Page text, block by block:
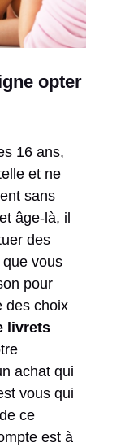
opter
16 ans,
et ne
sans
âge-là, il
des
vous
pour
des choix
livrets
achat qui
vous qui
ce
est à